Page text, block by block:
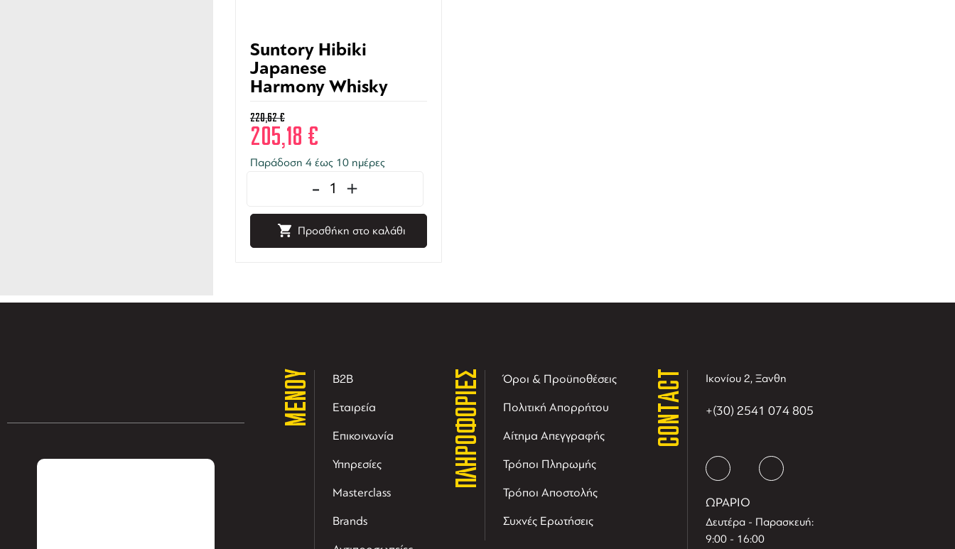
Suntory Hibiki
Japanese
Harmony Whisky
220,62€
205,18 €
Παράδοση 4 έως 10 ημέρες
- +
Προσθήκη στο καλάθι
ΜΕΝΟΥ B2B
Εταιρεία
Επικοινωνία
Υπηρεσίες
Masterclass
Brands
ΠΛΗΡΟΦΟΡΙΕΣ Όροι & Προϋποθέσεις
Πολιτική Απορρήτου
Αίτημα Απεγγραφής
Τρόποι Πληρωμής
Τρόποι Αποστολής
Συχνές Ερωτήσεις
CONTACT Ικονίου 2, Ξανθη
+(30) 2541 074 805
ΩΡΑΡΙΟ
Δευτέρα - Παρασκευή:
9:00 - 16:00